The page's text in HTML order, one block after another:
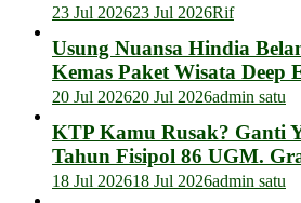
23 Jul 202623 Jul 2026Rif
Usung Nuansa Hindia
Kemas Paket Wisata Deep
20 Jul 202620 Jul 2026admin satu
KTP Kamu Rusak? Ganti
Tahun Fisipol 86 UGM.
18 Jul 202618 Jul 2026admin satu